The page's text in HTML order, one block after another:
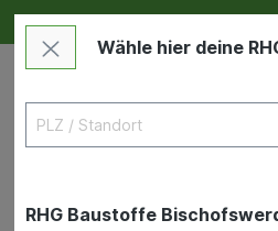
Deine RHG NEU ERLEBEN
Wähle hier deine
RHG Baustoffe